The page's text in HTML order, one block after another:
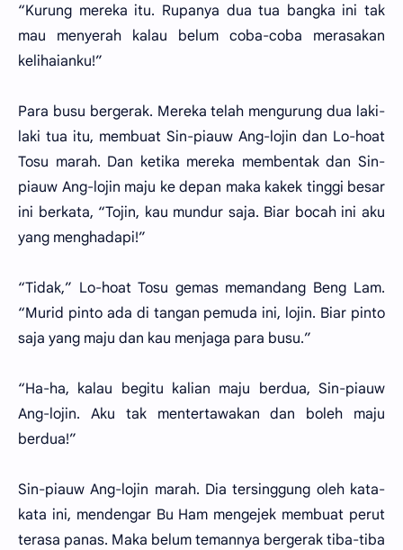
“Kurung mereka itu. Rupanya dua tua bangka ini tak
mau menyerah kalau belum coba-coba merasakan
kelihaianku!”
Para busu bergerak. Mereka telah mengurung dua laki-
laki tua itu, membuat Sin-piauw Ang-lojin dan Lo-hoat
Tosu marah. Dan ketika mereka membentak dan Sin-
piauw Ang-lojin maju ke depan maka kakek tinggi besar
ini berkata, “Tojin, kau mundur saja. Biar bocah ini aku
yang menghadapi!”
“Tidak,” Lo-hoat Tosu gemas memandang Beng Lam.
“Murid pinto ada di tangan pemuda ini, lojin. Biar pinto
saja yang maju dan kau menjaga para busu.”
“Ha-ha, kalau begitu kalian maju berdua, Sin-piauw
Ang-lojin. Aku tak mentertawakan dan boleh maju
berdua!”
Sin-piauw Ang-lojin marah. Dia tersinggung oleh kata-
kata ini, mendengar Bu Ham mengejek membuat perut
terasa panas. Maka belum temannya bergerak tiba-tiba